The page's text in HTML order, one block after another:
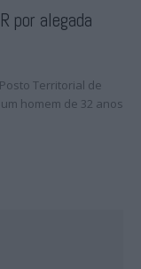
por alegada
Territorial de
homem de 32 anos